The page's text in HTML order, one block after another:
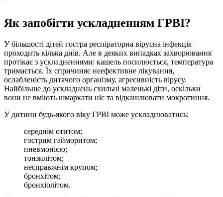
Як запобігти ускладненням ГРВІ?
У більшості дітей гостра респіраторна вірусна інфекція
проходить кілька днів. Але в деяких випадках захворювання
протікає з ускладненнями: кашель посилюється, температура
тримається. Їх спричиняє неефективне лікування,
ослабленість дитячого організму, агресивність вірусу.
Найбільше до ускладнень схильні маленькі діти, оскільки
вони не вміють шмаркати ніс та відкашлювати мокротиння.
У дитини будь-якого віку ГРВІ може ускладнюватись:
середнім отитом;
гострим гайморитом;
пневмонією;
тонзилітом;
несправжнім крупом;
бронхітом;
бронхіолітом.